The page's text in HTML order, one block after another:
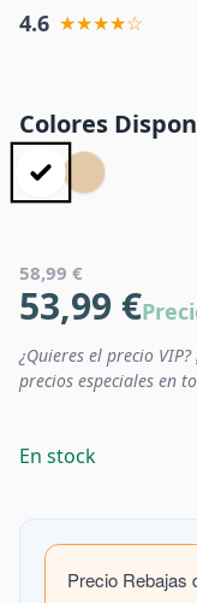
4.6 ★★★★☆
Colores
58,99 €
53,99 €
¿Quieres el precio VIP?
precios especiales en
En stock
Precio Rebajas